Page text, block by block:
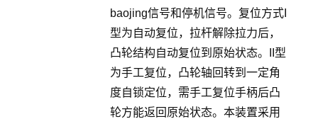
baojing信号和停机信号。复位方式I
型为自动复位，拉杆解除拉力后，
凸轮结构自动复位到原始状态。II型
为手工复位，凸轮轴回转到一定角
度自锁定位，需手工复位手柄后凸
轮方能返回原始状态。本装置采用